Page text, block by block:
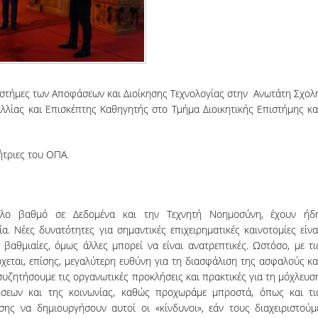
των Αποφάσεων και Διοίκησης Τεχνολογίας στην Ανωτάτη
και Επισκέπτης Καθηγητής στο Τμήμα Διοικητικής Επιστήμης
του ΟΠΑ.
βαθμό σε Δεδομένα και την Τεχνητή Νοημοσύνη, έχουν
δυνατότητες για σημαντικές επιχειρηματικές καινοτομίες
όμως άλλες μπορεί να είναι ανατρεπτικές. Ωστόσο, με
επίσης, μεγαλύτερη ευθύνη για τη διασφάλιση της ασφαλούς
τις οργανωτικές προκλήσεις και πρακτικές για τη
και της κοινωνίας, καθώς προχωράμε μπροστά, όπως και
να δημιουργήσουν αυτοί οι «κίνδυνοι», εάν τους